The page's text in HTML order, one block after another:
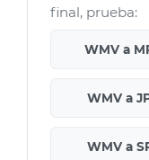
final, prueba:
WMV a
WMV a
WMV a